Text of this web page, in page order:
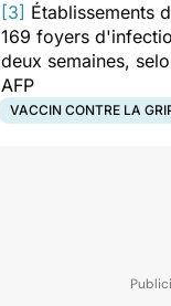
[3] Établissements
169 foyers
deux semaines,
AFP
VACCIN CONTRE LA